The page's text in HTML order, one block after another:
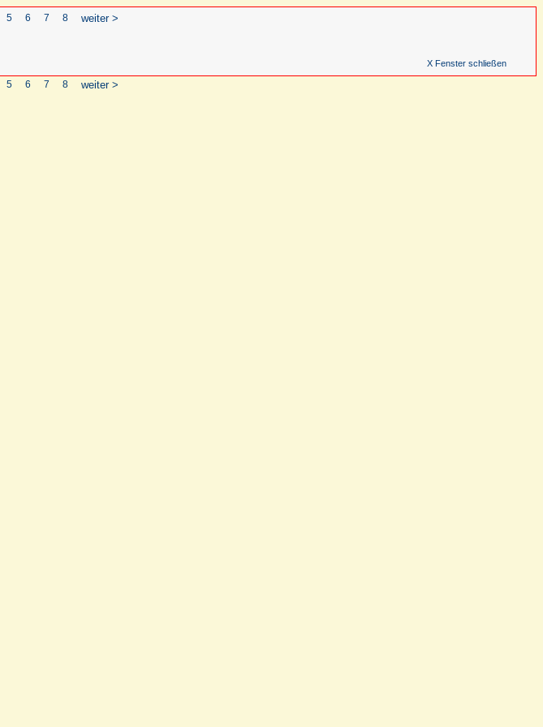
5 6 7 8
weiter >
X Fenster schließen
5 6 7 8 weiter >